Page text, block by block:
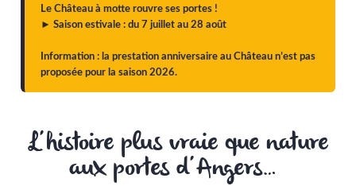
Le Château à motte rouvre ses portes !
► Saison estivale : du 7 juillet au 28 août
Information : la prestation anniversaire au Château n’est pas
proposée pour la saison 2026.
L’histoire plus vraie que nature
aux portes d’Angers…